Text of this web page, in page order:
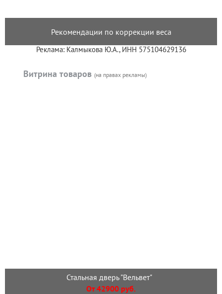
Рекомендации по коррекции веса
Реклама: Калмыкова Ю.А., ИНН 575104629136
Витрина товаров (на правах рекламы)
Стальная дверь "Вельвет"
От 42900 руб.